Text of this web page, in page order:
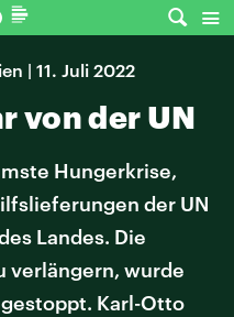
| 11. Juli 2022
von der UN
Hungerkrise,
der UN
Landes. Die
verlängern, wurde
Karl-Otto